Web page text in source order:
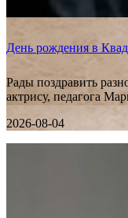
День рождения в
Рады поздравить
актрису, педагога
2026-08-04